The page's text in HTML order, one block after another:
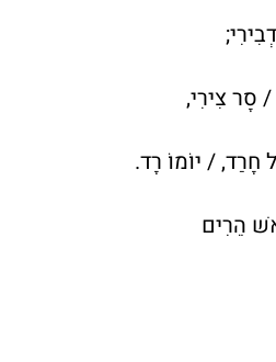
סָר צִירִי,
חָרַד, / יוֹמוֹ רָד.
הֵרִים